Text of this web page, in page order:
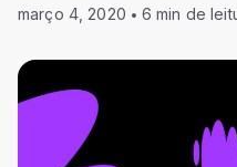
março 4, 2020 6 min de